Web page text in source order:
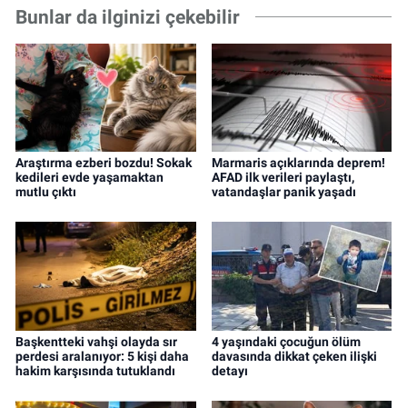
Bunlar da ilginizi çekebilir
Araştırma ezberi bozdu! Sokak
kedileri evde yaşamaktan
mutlu çıktı
Marmaris açıklarında deprem!
AFAD ilk verileri paylaştı,
vatandaşlar panik yaşadı
Başkentteki vahşi olayda sır
perdesi aralanıyor: 5 kişi daha
hakim karşısında tutuklandı
4 yaşındaki çocuğun ölüm
davasında dikkat çeken ilişki
detayı